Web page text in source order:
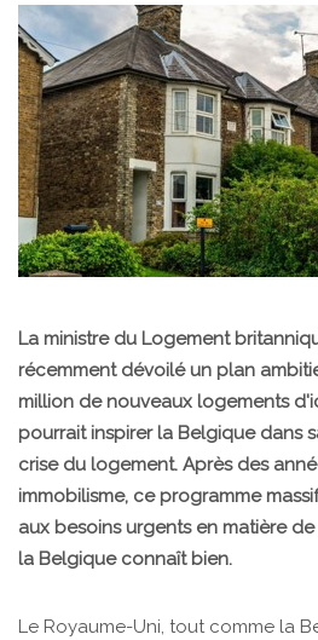
La ministre du Logement
récemment dévoilé un plan
million de nouveaux logements
pourrait inspirer la Belgique dans
crise du logement. Après des
immobilisme, ce programme
aux besoins urgents en matière
la Belgique connaît bien.
Le Royaume-Uni, tout comme la